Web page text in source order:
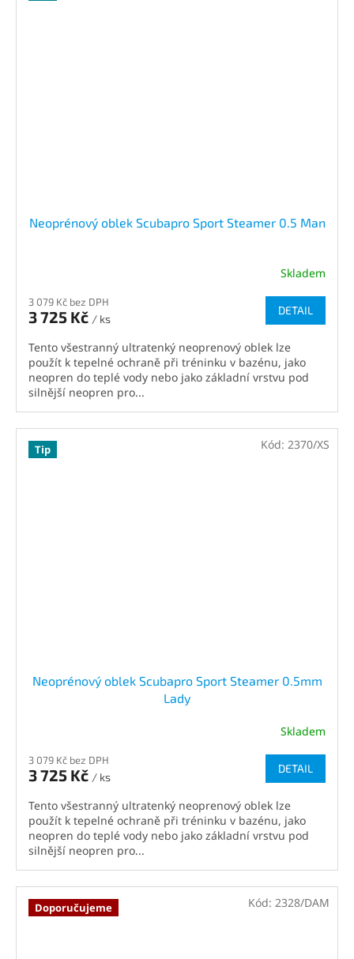
Neoprénový oblek Scubapro Sport Steamer 0.5 Man
Skladem
3 079 Kč bez DPH
3 725 Kč / ks
DETAIL
Tento všestranný ultratenký neoprenový oblek lze
použít k tepelné ochraně při tréninku v bazénu, jako
neopren do teplé vody nebo jako základní vrstvu pod
silnější neopren pro...
Tip
Neoprénový oblek Scubapro Sport Steamer 0.5mm
Lady
Skladem
3 079 Kč bez DPH
3 725 Kč / ks
DETAIL
Tento všestranný ultratenký neoprenový oblek lze
použít k tepelné ochraně při tréninku v bazénu, jako
neopren do teplé vody nebo jako základní vrstvu pod
silnější neopren pro...
Kód: 2370/XS
Doporučujeme Kód: 2328/DAM